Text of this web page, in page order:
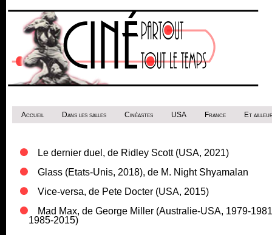
Accueil Dans les salles Cinéastes USA France Et
Le dernier duel, de Ridley Scott (USA, 2021)
Glass (Etats-Unis, 2018), de M. Night Shyamalan
Vice-versa, de Pete Docter (USA, 2015)
Mad Max, de George Miller (Australie-USA, 1979-
1985-2015)